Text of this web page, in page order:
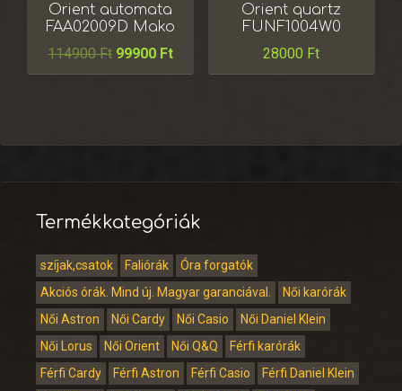
Orient automata
FAA02009D Mako
114900Ft 99900 Ft
Orient quartz
FUNF1004W0
28000 Ft
Termékkategóriák
szíjak,csatok Faliórák
Óra forgatók
Akciós órák. Mind új. Magyar garanciával.
Női karórák
Női Astron
Női Cardy Női Casio
Női Daniel Klein
Női Lorus
Női Orient Női Q&Q
Férfi karórák
Férfi Cardy
Férfi Astron Férfi Casio
Férfi Daniel Klein